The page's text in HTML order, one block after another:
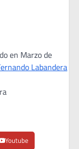
en Marzo de
Labandera
Youtube